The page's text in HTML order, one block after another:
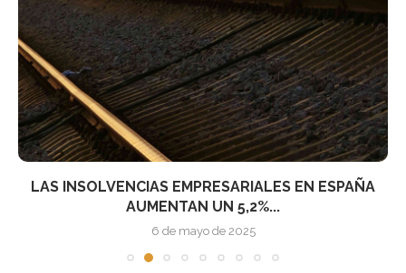
LAS INSOLVENCIAS EMPRESARIALES EN ESPAÑA
AUMENTAN UN 5,2%...
6 de mayo de 2025